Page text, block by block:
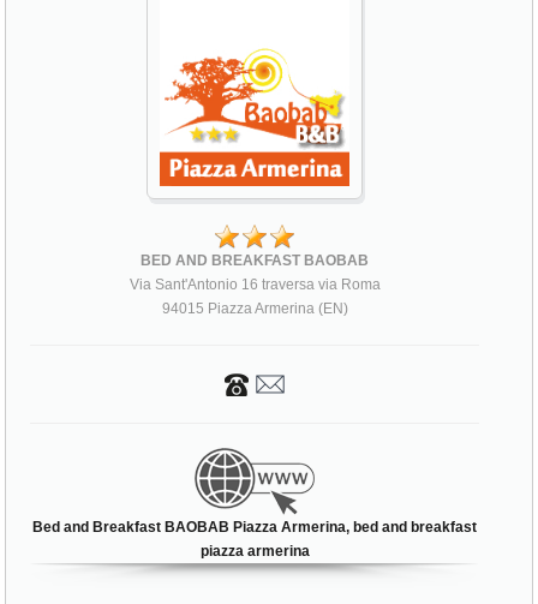
BED AND BREAKFAST BAOBAB
Via Sant'Antonio 16 traversa via Roma
94015 Piazza Armerina (EN)
Bed and Breakfast BAOBAB Piazza Armerina, bed and breakfast
piazza armerina